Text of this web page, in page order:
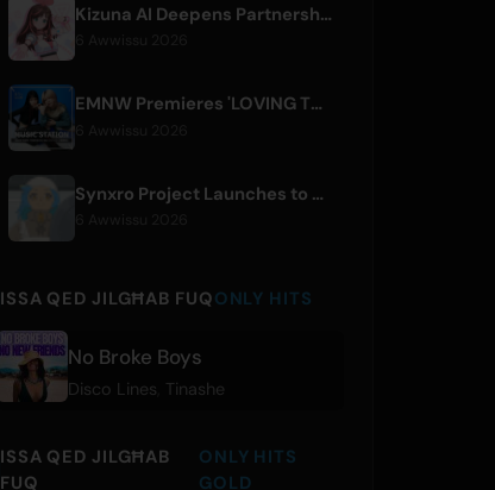
Kizuna AI Deepens Partnership with Asobisystem Ahead of 10th Anniversary World Tour
EMNW Premieres 'LOVING TO GET US BY' Music Video on August 7
6 Awwissu 2026
Synxro Project Launches to Create New IP from Fictional Anime Openings
ISSA QED JILGĦAB FUQONLY HITS
No Broke Boys
Disco Lines Tinashe
ISSA QED JILGĦAB
FUQ
ONLY HITS
GOLD